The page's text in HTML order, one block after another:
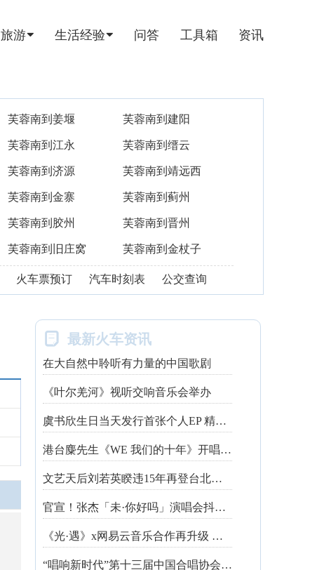
旅游 生活经验 问答 工具箱 资讯
芙蓉南到姜堰 芙蓉南到建阳
芙蓉南到江永 芙蓉南到缙云
芙蓉南到济源 芙蓉南到靖远西
芙蓉南到金寨 芙蓉南到蓟州
芙蓉南到胶州 芙蓉南到晋州
芙蓉南到旧庄窝 芙蓉南到金杖子
火车票预订 汽车时刻表 公交查询
 最新火车资讯
在大自然中聆听有力量的中国歌剧
《叶尔羌河》视听交响音乐会举办
虞书欣生日当天发行首张个人EP 精心制作诚意满满
港台麋先生《WE 我们的十年》开唱最后倒数 惊喜释出10周年纪念单曲宠粉
文艺天后刘若英睽违15年再登台北跨年 飙金嗓演唱经典招牌歌掀回忆杀
官宣！张杰「未·你好吗」演唱会抖音治愈开唱
《光·遇》x网易云音乐合作再升级 探索跨领域社交新体验
“唱响新时代”第十三届中国合唱协会魅力校园合唱展演开幕